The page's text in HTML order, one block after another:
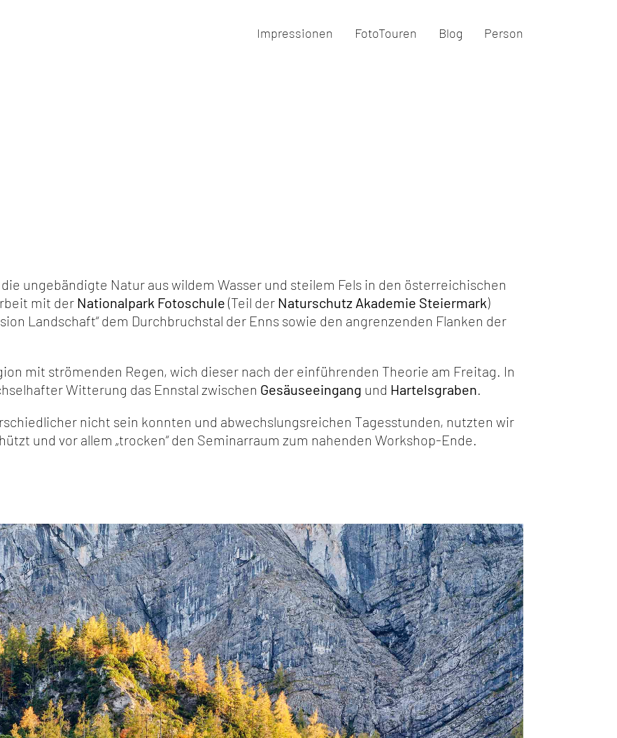
Impressionen FotoTouren Blog Person
ungebändigte Natur aus wildem Wasser und steilem Fels in den österreichischen
mit der Nationalpark Fotoschule(Teil der Naturschutz Akademie Steiermark)
Landschaft“ dem Durchbruchstal der Enns sowie den angrenzenden Flanken der
mit strömenden Regen, wich dieser nach der einführenden Theorie am Freitag. In
Witterung das Ennstal zwischen Gesäuseeingang und Hartelsgraben
nicht sein konnten und abwechslungsreichen Tagesstunden, nutzten wir
und vor allem „trocken“ den Seminarraum zum nahenden Workshop-Ende.